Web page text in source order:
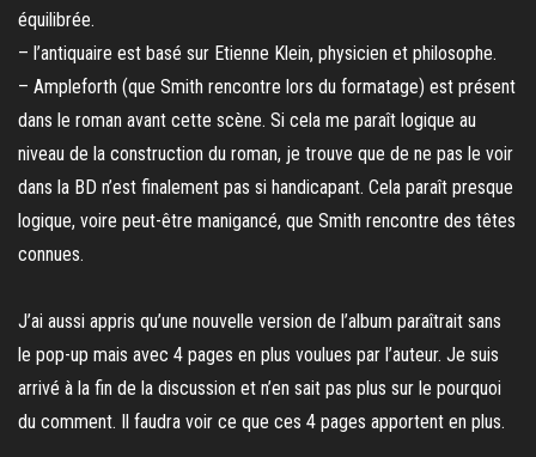
équilibrée.
– l’antiquaire est basé sur Etienne Klein, physicien et philosophe.
– Ampleforth (que Smith rencontre lors du formatage) est présent
dans le roman avant cette scène. Si cela me paraît logique au
niveau de la construction du roman, je trouve que de ne pas le voir
dans la BD n’est finalement pas si handicapant. Cela paraît presque
logique, voire peut-être manigancé, que Smith rencontre des têtes
connues.
J’ai aussi appris qu’une nouvelle version de l’album paraîtrait sans
le pop-up mais avec 4 pages en plus voulues par l’auteur. Je suis
arrivé à la fin de la discussion et n’en sait pas plus sur le pourquoi
du comment. Il faudra voir ce que ces 4 pages apportent en plus.